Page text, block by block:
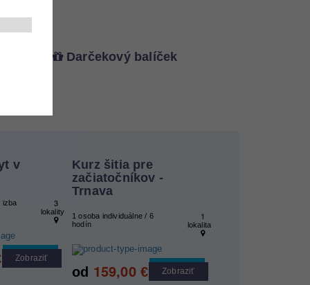
Darčekový balíček
v
izba 3
lokality
Cool tip
Zobraziť
Kurz šitia pre
začiatočníkov -
Trnava
1 osoba individuálne / 6
hodín
1
lokalita
Cool tip
od 159,00€ Zobraziť